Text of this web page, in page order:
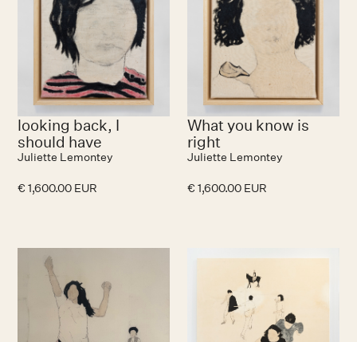
looking back, I
should have
Juliette Lemontey
€ 1,600.00 EUR
What you know is
right
Juliette Lemontey
€ 1,600.00 EUR
No items found.